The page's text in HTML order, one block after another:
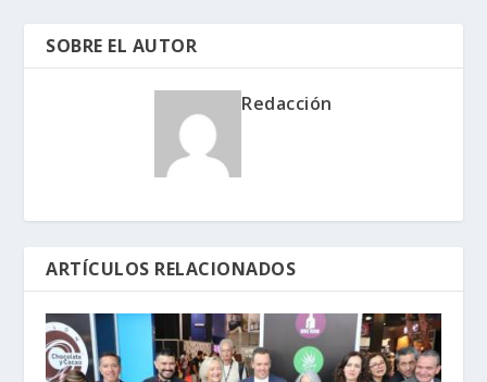
SOBRE EL AUTOR
Redacción
ARTÍCULOS RELACIONADOS